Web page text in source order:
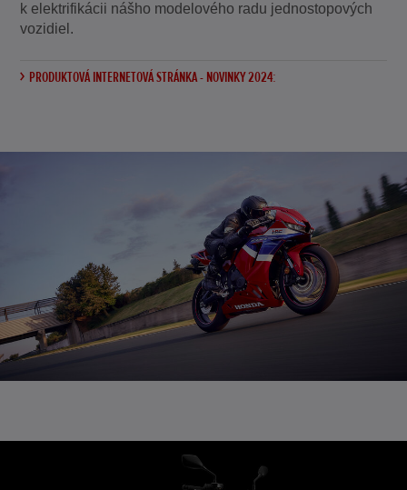
k elektrifikácii nášho modelového radu jednostopových
vozidiel.
PRODUKTOVÁ INTERNETOVÁ STRÁNKA - NOVINKY 2024: